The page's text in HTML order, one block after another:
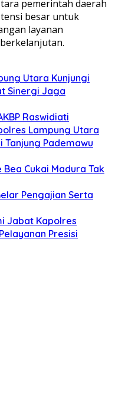
pemerintah daerah
besar untuk
layanan
Utara Kunjungi
Sinergi Jaga
Raswidiati
Lampung Utara
Tanjung Pademawu
Bea Cukai Madura Tak
Pengajian Serta
Jabat Kapolres
Presisi